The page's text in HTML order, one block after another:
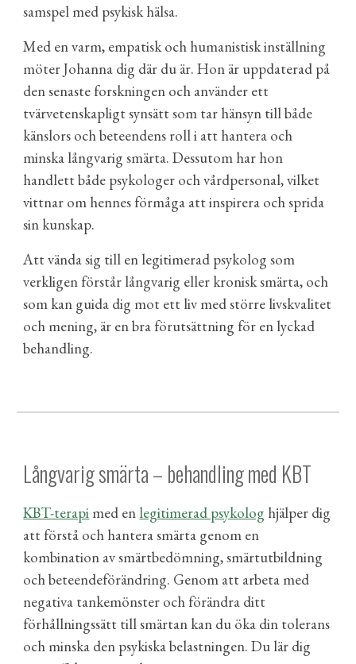
samspel med psykisk hälsa.
Med en varm, empatisk och humanistisk inställning
möter Johanna dig där du är. Hon är uppdaterad på
den senaste forskningen och använder ett
tvärvetenskapligt synsätt som tar hänsyn till både
känslors och beteendens roll i att hantera och
minska långvarig smärta. Dessutom har hon
handlett både psykologer och vårdpersonal, vilket
vittnar om hennes förmåga att inspirera och sprida
sin kunskap.
Att vända sig till en legitimerad psykolog som
verkligen förstår långvarig eller kronisk smärta, och
som kan guida dig mot ett liv med större livskvalitet
och mening, är en bra förutsättning för en lyckad
behandling.
Långvarig smärta – behandling med KBT
KBT-terapi med en legitimerad psykolog hjälper dig
att förstå och hantera smärta genom en
kombination av smärtbedömning, smärtutbildning
och beteendeförändring. Genom att arbeta med
negativa tankemönster och förändra ditt
förhållningssätt till smärtan kan du öka din tolerans
och minska den psykiska belastningen. Du lär dig